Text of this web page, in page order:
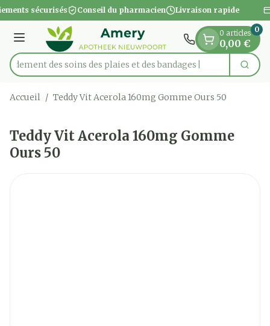
Aller au contenu
1 de 1
sécurisés Conseil du pharmacien Livraison rapide
Menu
Rechercherdes soins des plaies et des bandages
0 articles
0,00 €
0
Accueil / Teddy Vit Acerola 160mg Gomme Ours 50
Teddy Vit Acerola 160mg Gomme
Ours 50